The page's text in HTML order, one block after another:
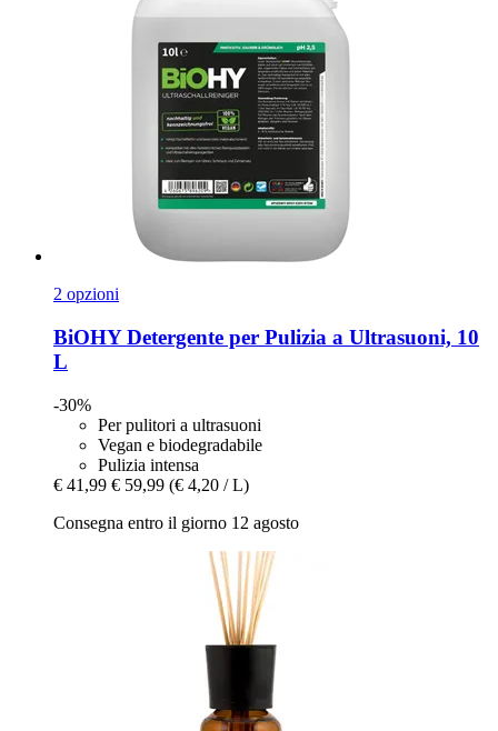
2 opzioni
BiOHYDetergente per Pulizia a Ultrasuoni, 10
L
-30%
Per pulitori a ultrasuoni
Vegan e biodegradabile
Pulizia intensa
€ 41,99 € 59,99 (€ 4,20 / L)
Consegna entro il giorno 12 agosto